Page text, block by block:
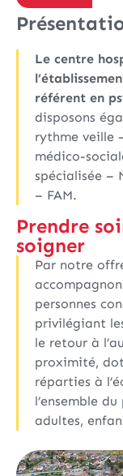
Le centre
référent en
disposons
rythme veille
médico-
spécialisée –
– FAM.
Prendre
soigner
Par notre
personnes
privilégiant
le retour à
proximité,
réparties à
l’ensemble
adultes,